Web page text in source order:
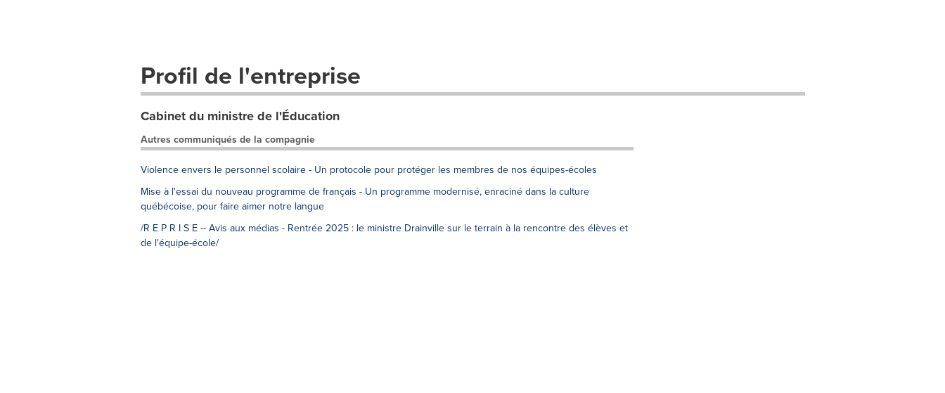
Profil de l'entreprise
Cabinet du ministre de l'Éducation
Autres communiqués de la compagnie
Violence envers le personnel scolaire - Un protocole pour protéger les membres de nos équipes-écoles
Mise à l'essai du nouveau programme de français - Un programme modernisé, enraciné dans la culture
québécoise, pour faire aimer notre langue
/R E P R I S E -- Avis aux médias - Rentrée 2025 : le ministre Drainville sur le terrain à la rencontre des élèves et
de l'équipe-école/